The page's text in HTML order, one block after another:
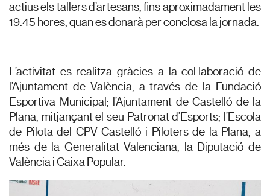
actius els tallers d’artesans, fins aproximadament les
19:45 hores, quan es donarà per conclosa la jornada.
L’activitat es realitza gràcies a la col·laboració de
l’Ajuntament de València, a través de la Fundació
Esportiva Municipal; l’Ajuntament de Castelló de la
Plana, mitjançant el seu Patronat d’Esports; l’Escola
de Pilota del CPV Castelló i Piloters de la Plana, a
més de la Generalitat Valenciana, la Diputació de
València i Caixa Popular.